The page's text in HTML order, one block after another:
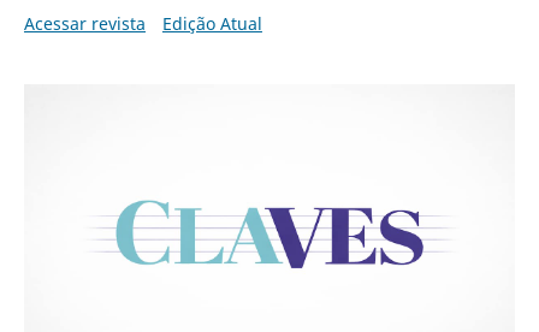
Acessar revista
Edição Atual